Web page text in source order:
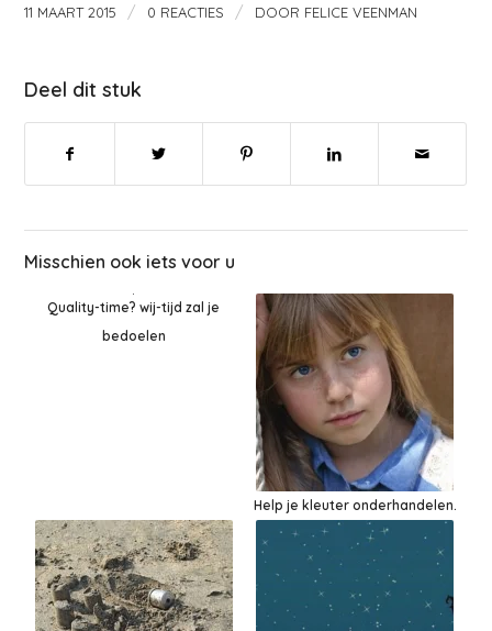
11 MAART 2015 / 0 REACTIES / DOOR FELICE VEENMAN
Deel dit stuk
Misschien ook iets voor u
Quality-time? wij-tijd zal je
bedoelen
Help je kleuter onderhandelen.